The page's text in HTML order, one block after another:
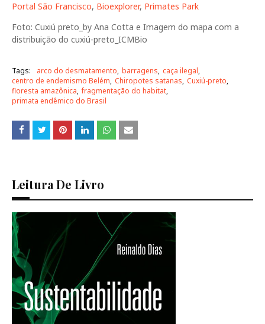
Portal São Francisco, Bioexplorer, Primates Park
Foto: Cuxiú preto_by Ana Cotta e Imagem do mapa com a
distribuição do cuxiú-preto_ICMBio
Tags: arco do desmatamento barragens caça ilegal
centro de endemismo Belém Chiropotes satanas Cuxiú-preto
floresta amazônica fragmentação do habitat
primata endêmico do Brasil
Leitura De Livro